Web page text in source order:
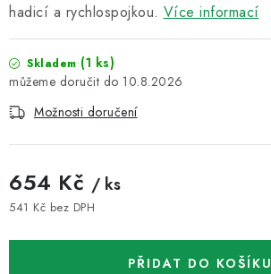
hadicí a rychlospojkou. Více informací
Skladem (1 ks)
10.8.2026
Možnosti doručení
654 Kč / ks
541 Kč bez DPH
PŘIDAT DO KOŠÍKU